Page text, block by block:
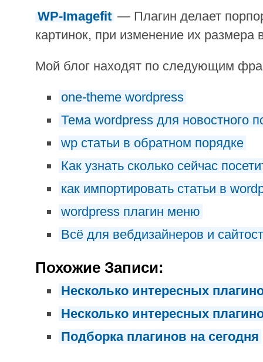
WP-Imagefit — Плагин делает
картинок, при изменение их размера
Мой блог находят по следующим
one-theme wordpress
Тема wordpress для новостного
wp статьи в обратном порядке
Как узнать сколько сейчас
как импортировать статьи в
wordpress плагин меню
Всё для вебдизайнеров и
Похожие Записи:
Несколько интересных
Несколько интересных
Подборка плагинов на сегодня